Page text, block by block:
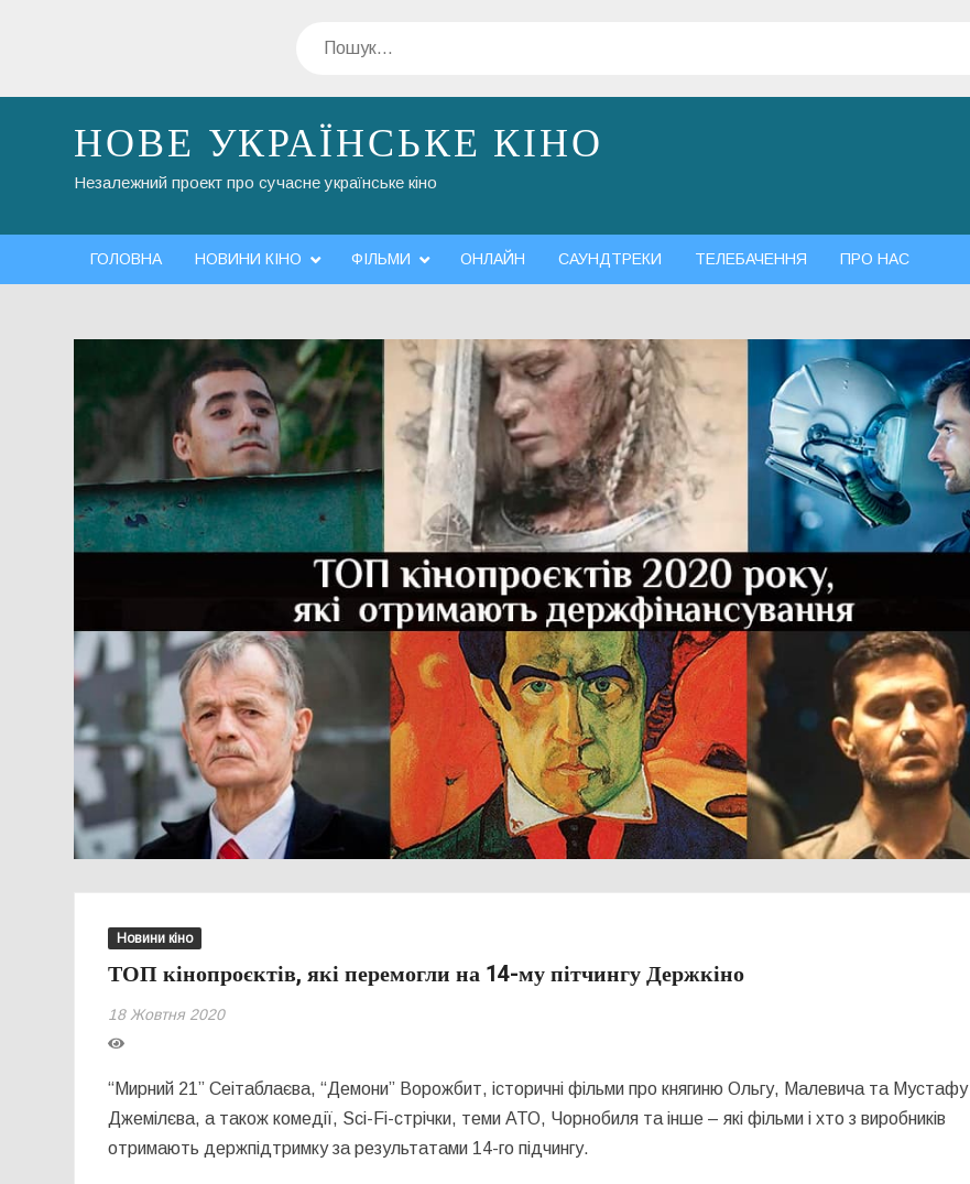
Пошук
НОВЕ УКРАЇНСЬКЕ КІНО
Незалежний проект про сучасне українське кіно
ГОЛОВНА НОВИНИ КІНО ФІЛЬМИ ОНЛАЙН САУНДТРЕКИ ТЕЛЕБАЧЕННЯ ПРО НАС
Новини кіно
ТОП кінопроєктів, які перемогли на 14-му пітчингу Держкіно
18 Жовтня 2020
“Мирний 21” Сеітаблаєва, “Демони” Ворожбит, історичні фільми про княгиню Ольгу, Малевича та Мустафу
Джемілєва, а також комедії, Sci-Fi-стрічки, теми АТО, Чорнобиля та інше – які фільми і хто з виробників
отримають держпідтримку за результатами 14-го підчингу.